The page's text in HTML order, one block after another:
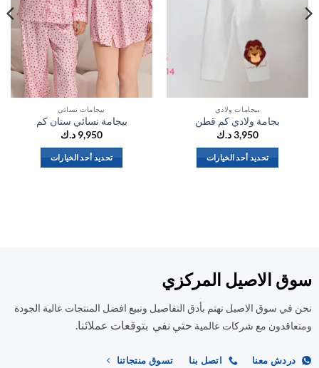
بيجامات ولادي
بجامة ولادي كم قطن
3,950د.ك
تحديد أحد الخيارات
يمكن
الخيارات
على
المنتج
بيجامات نسائي
بيجامة نسائي ستان كم
9,950د.ك
تحديد أحد الخيارات
الخيارات
على
الاصيل المركزي
سوق الاصيل نهتم بأدق التفاصيل ونبيع افضل المنتجات عالية الجودة
مع شركات عالميةحتي نفي بتوقعات عملائنا.
دردش معنا اتصل بنا تسوق منتجاتنا